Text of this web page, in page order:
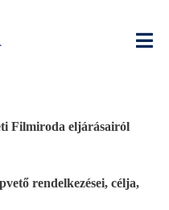
Filmiroda eljárásairól
rendelkezései, célja,